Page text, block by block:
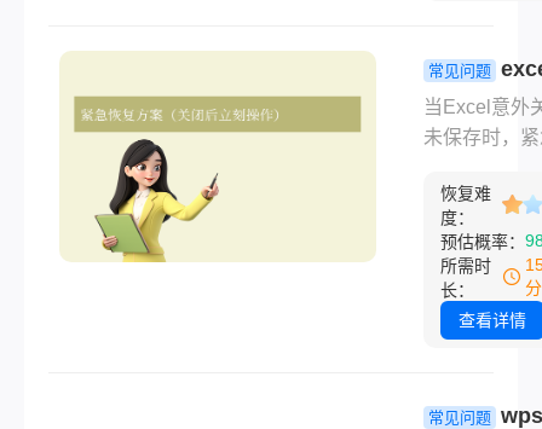
保存关闭了
复数据呢？
从自动恢复
查找、系统
预防措施四
面，详细解
恢复方法。
常见问题
小心关掉没
怎么找回？
南！
当Excel意外
未保存时，
数据到硬盘
覆盖临时文
么excel不小
没保存怎么
呢？文本将
恢复难
度：
预估概率：
所需时
长：
查看详情
常见问题